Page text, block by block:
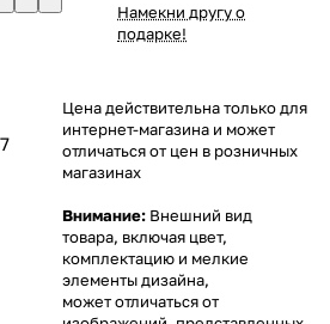
Намекни другу о
подарке!
Цена действительна только для
интернет-магазина и может
отличаться от цен в розничных
магазинах
Внимание: Внешний вид
товара, включая цвет,
комплектацию и мелкие
элементы дизайна,
может отличаться от